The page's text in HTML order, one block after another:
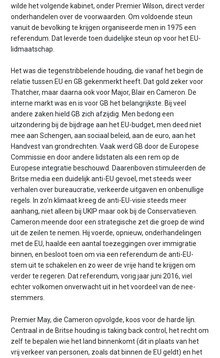
wilde het volgende kabinet, onder Premier Wilson, direct verder
onderhandelen over de voorwaarden. Om voldoende steun
vanuit de bevolking te krijgen organiseerde men in 1975 een
referendum. Dat leverde toen duidelijke steun op voor het EU-
lidmaatschap.
Het was die tegenstribbelende houding, die vanaf het begin de
relatie tussen EU en GB gekenmerkt heeft. Dat gold zeker voor
Thatcher, maar daarna ook voor Major, Blair en Cameron. De
interne markt was en is voor GB het belangrijkste. Bij veel
andere zaken hield GB zich afzijdig. Men bedong een
uitzondering bij de bijdrage aan het EU-budget, men deed niet
mee aan Schengen, aan sociaal beleid, aan de euro, aan het
Handvest van grondrechten. Vaak werd GB door de Europese
Commissie en door andere lid­staten als een rem op de
Europese integratie beschouwd. Daarenboven stimuleerden de
Britse media een duidelijk anti-EU gevoel, met steeds weer
verhalen over bureaucratie, verkeerde uitgaven en onbenullige
regels. In zo’n klimaat kreeg de anti-EU-visie steeds meer
aanhang, niet alleen bij UKIP maar ook bij de Conservatieven.
Cameron meende door een strategische zet die groep de wind
uit de zeilen te nemen. Hij voerde, opnieuw, onderhandelingen
met de EU, haalde een aantal toezeggingen over immigratie
binnen, en besloot toen om via een referendum de anti-EU-
stem uit te schakelen en zo weer de vrije hand te krijgen om
verder te regeren. Dat referendum, vorig jaar juni 2016, viel
echter volkomen onverwacht uit in het voordeel van de nee-
stemmers.
Premier May, die Cameron opvolgde, koos voor de harde lijn.
Centraal in de Britse houding is taking back control, het recht om
zelf te bepalen wie het land binnenkomt (dit in plaats van het
vrij verkeer van personen, zoals dat binnen de EU geldt) en het